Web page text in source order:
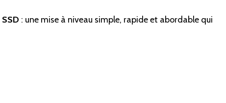
SSD : une mise à niveau simple, rapide et abordable qui